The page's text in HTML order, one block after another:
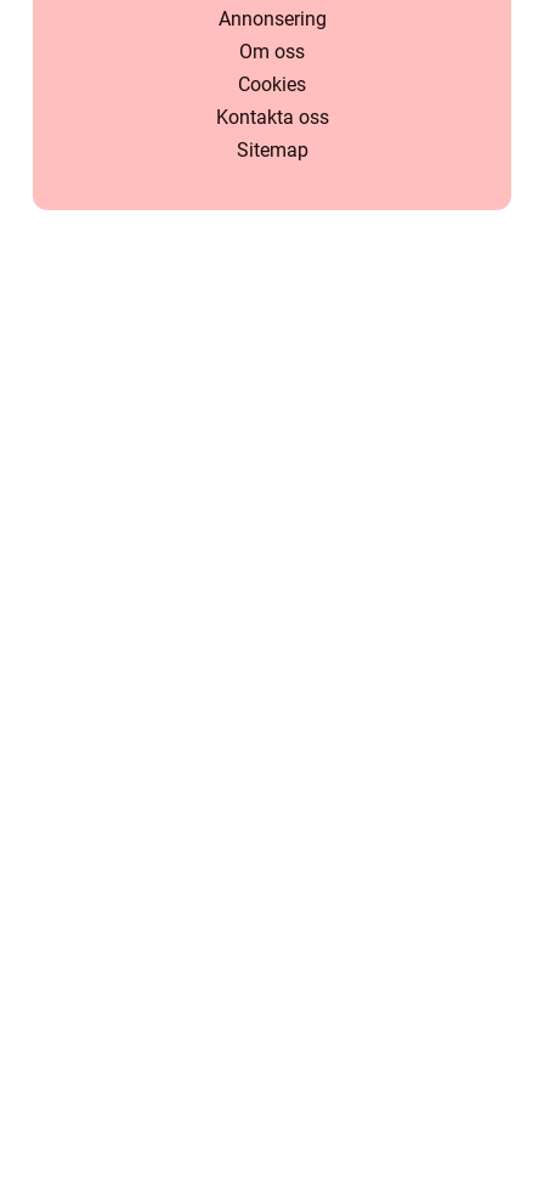
Annonsering
Om oss
Cookies
Kontakta oss
Sitemap